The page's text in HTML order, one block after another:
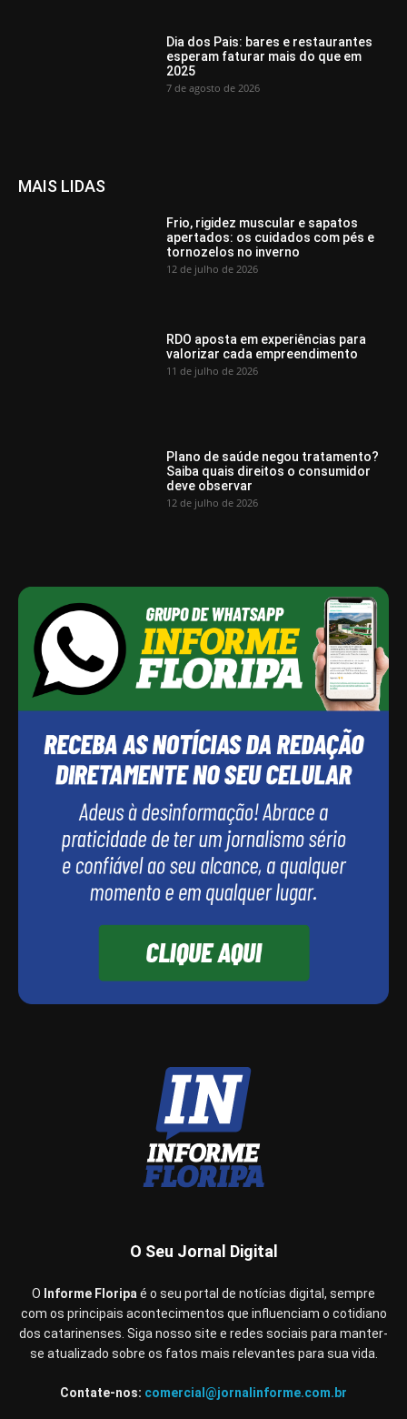
Dia dos Pais: bares e restaurantes
esperam faturar mais do que em
2025
7 de agosto de 2026
MAIS LIDAS
Frio, rigidez muscular e sapatos
apertados: os cuidados com pés e
tornozelos no inverno
12 de julho de 2026
RDO aposta em experiências para
valorizar cada empreendimento
11 de julho de 2026
Plano de saúde negou tratamento?
Saiba quais direitos o consumidor
deve observar
12 de julho de 2026
O Seu Jornal Digital
O Informe Floripa é o seu portal de notícias digital, sempre
com os principais acontecimentos que influenciam o cotidiano
dos catarinenses. Siga nosso site e redes sociais para manter-
se atualizado sobre os fatos mais relevantes para sua vida.
Contate-nos: comercial@jornalinforme.com.br